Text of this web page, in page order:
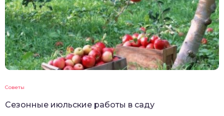
Советы
Сезонные июльские работы в саду